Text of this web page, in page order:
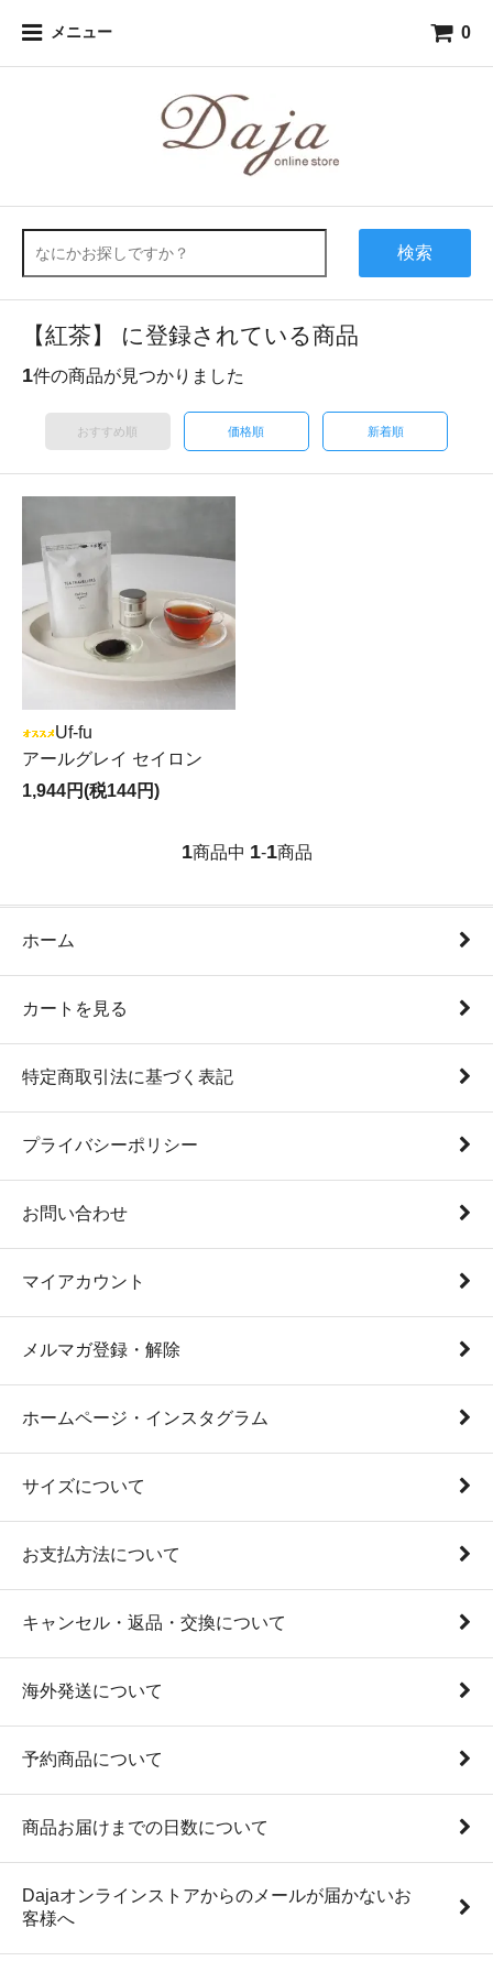
メニュー 0
検索
【紅茶】 に登録されている商品
1件の商品が見つかりました
おすすめ順 価格順 新着順
Uf-fu
アールグレイ セイロン
1,944円(税144円)
1商品中 1-1商品
ホーム
カートを見る
特定商取引法に基づく表記
プライバシーポリシー
お問い合わせ
マイアカウント
メルマガ登録・解除
ホームページ・インスタグラム
サイズについて
お支払方法について
キャンセル・返品・交換について
海外発送について
予約商品について
商品お届けまでの日数について
Dajaオンラインストアからのメールが届かないお
客様へ